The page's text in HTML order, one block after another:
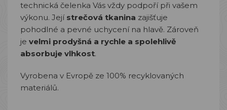
technická čelenka Vás vždy podpoří při vašem
výkonu. Její strečová tkanina zajišťuje
pohodlné a pevné uchycení na hlavě. Zároveň
je velmi prodyšná a rychle a spolehlivě
absorbuje vlhkost.
Vyrobena v Evropě ze 100% recyklovaných
materiálů.